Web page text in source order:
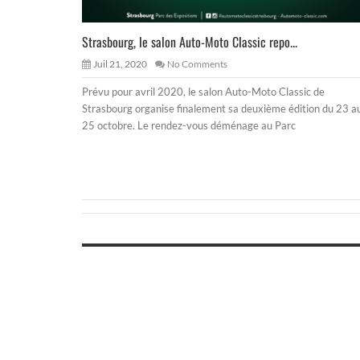
Strasbourg, le salon Auto-Moto Classic repo...
Juil 21, 2020 No Comments
Prévu pour avril 2020, le salon Auto-Moto Classic de
Strasbourg organise finalement sa deuxième édition du 23
25 octobre. Le rendez-vous déménage au Parc